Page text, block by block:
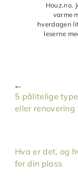
Houz.no.
varme
hverdagen
leserne
5 pålitelige
eller renovering
Hva er det, og
for din plass